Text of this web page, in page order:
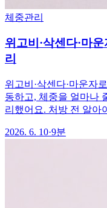
체중관리
위고비·삭센다·마
리
위고비·삭센다·마운자
동하고, 체중을 얼마나
리했어요. 처방 전 알아
2026. 6. 10·9분